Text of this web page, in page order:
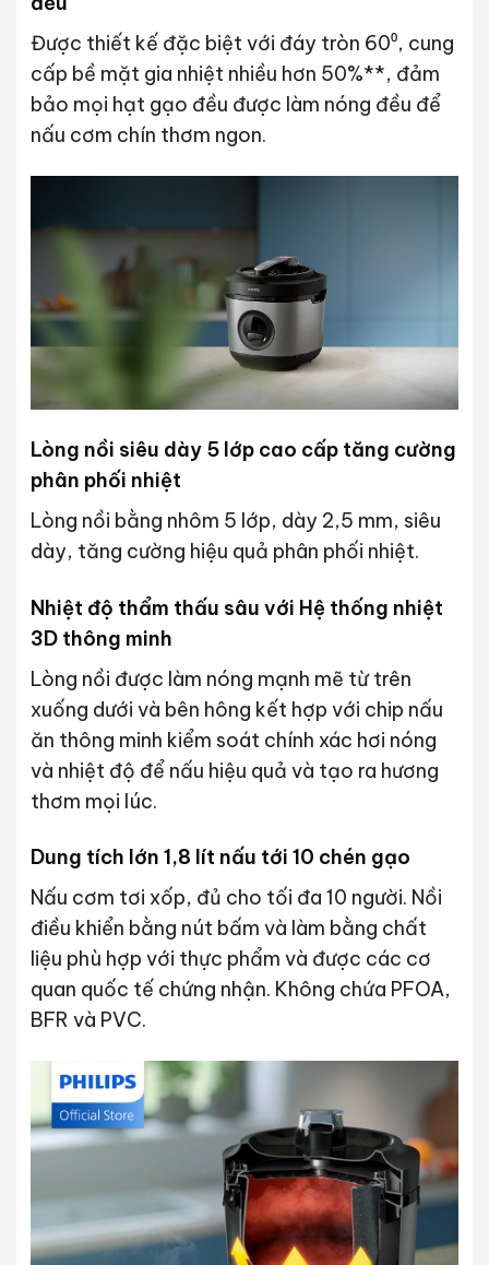
Được thiết kế đặc biệt với đáy tròn 60⁰, cung
cấp bề mặt gia nhiệt nhiều hơn 50%**, đảm
bảo mọi hạt gạo đều được làm nóng đều để
nấu cơm chín thơm ngon.
Lòng nồi siêu dày 5 lớp cao cấp tăng cường
phân phối nhiệt
Lòng nồi bằng nhôm 5 lớp, dày 2,5 mm, siêu
dày, tăng cường hiệu quả phân phối nhiệt.
Nhiệt độ thẩm thấu sâu với Hệ thống nhiệt
3D thông minh
Lòng nồi được làm nóng mạnh mẽ từ trên
xuống dưới và bên hông kết hợp với chip nấu
ăn thông minh kiểm soát chính xác hơi nóng
và nhiệt độ để nấu hiệu quả và tạo ra hương
thơm mọi lúc.
Dung tích lớn 1,8 lít nấu tới 10 chén gạo
Nấu cơm tơi xốp, đủ cho tối đa 10 người. Nồi
điều khiển bằng nút bấm và làm bằng chất
liệu phù hợp với thực phẩm và được các cơ
quan quốc tế chứng nhận. Không chứa PFOA,
BFR và PVC.